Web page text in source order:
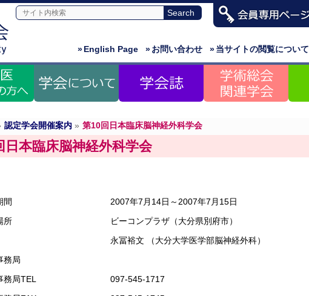
»当サイトの閲覧について
»お問い合わせ
»English Page
認定学会開催案内 » 第10回日本臨床脳神経外科学会
日本臨床脳神経外科学会
間
2007年7月14日～2007年7月15日
所
ビーコンプラザ（大分県別府市）
永冨裕文 （大分大学医学部脳神経外科）
務局
務局TEL
097-545-1717